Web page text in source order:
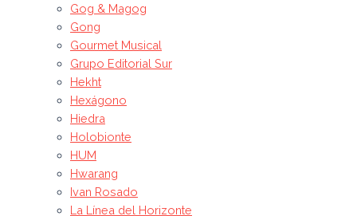
Gog & Magog
Gong
Gourmet Musical
Grupo Editorial Sur
Hekht
Hexágono
Hiedra
Holobionte
HUM
Hwarang
Ivan Rosado
La Línea del Horizonte